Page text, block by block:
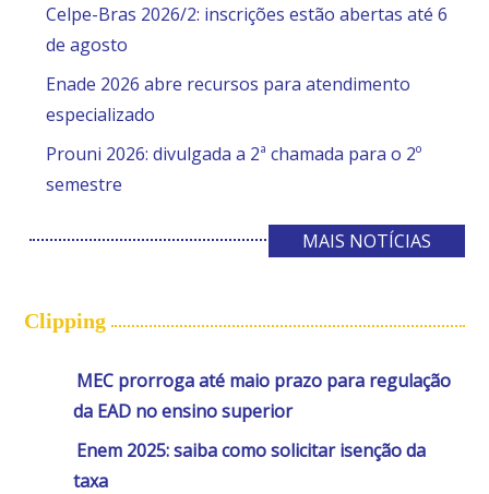
Celpe-Bras 2026/2: inscrições estão abertas até 6
de agosto
Enade 2026 abre recursos para atendimento
especializado
Prouni 2026: divulgada a 2ª chamada para o 2º
semestre
MAIS NOTÍCIAS
Clipping
MEC prorroga até maio prazo para regulação
da EAD no ensino superior
Enem 2025: saiba como solicitar isenção da
taxa